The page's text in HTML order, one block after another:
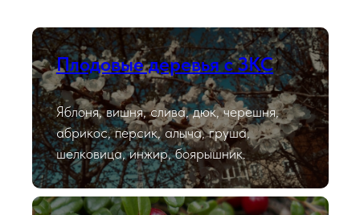
Плодовые деревья с ЗКС
Яблоня, вишня, слива, дюк, черешня,
абрикос, персик, алыча, груша,
шелковица, инжир, боярышник.